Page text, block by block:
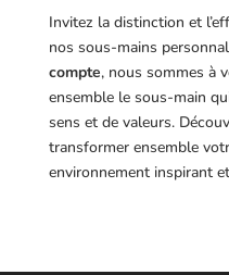
Invitez la distinction et
nos sous-mains
compte, nous sommes à
ensemble le sous-main
sens et de valeurs.
transformer ensemble
environnement inspirant